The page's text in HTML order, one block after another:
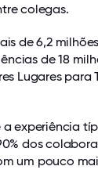
colegas.
de 6,2
de 18
Lugares
a experiência
dos
um pouco